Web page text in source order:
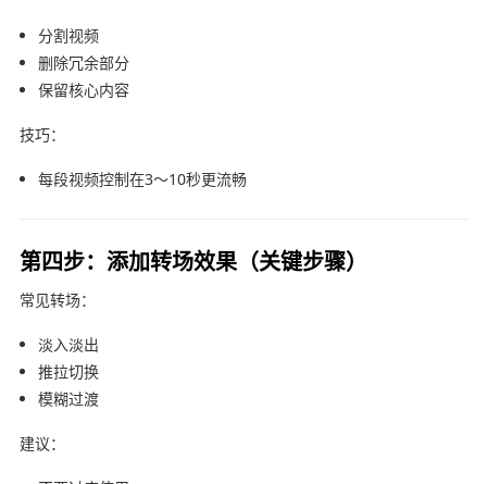
分割视频
删除冗余部分
保留核心内容
技巧：
每段视频控制在3～10秒更流畅
第四步：添加转场效果（关键步骤）
常见转场：
淡入淡出
推拉切换
模糊过渡
建议：